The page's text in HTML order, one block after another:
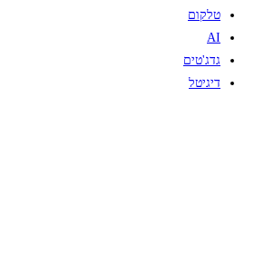
טלקום
AI
גדג'טים
דיגיטל